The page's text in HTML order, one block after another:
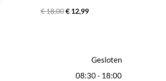
€ 18,00€ 12,99
Gesloten
08:30 - 18:00